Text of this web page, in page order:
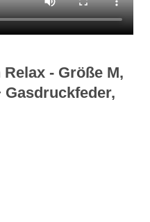
- Größe M,